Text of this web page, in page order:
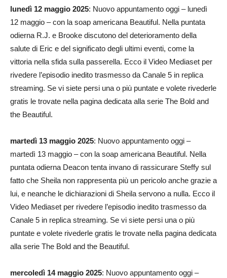
lunedì 12 maggio 2025: Nuovo appuntamento oggi – lunedì
12 maggio – con la soap americana Beautiful. Nella puntata
odierna R.J. e Brooke discutono del deterioramento della
salute di Eric e del significato degli ultimi eventi, come la
vittoria nella sfida sulla passerella. Ecco il Video Mediaset per
rivedere l’episodio inedito trasmesso da Canale 5 in replica
streaming. Se vi siete persi una o più puntate e volete rivederle
gratis le trovate nella pagina dedicata alla serie The Bold and
the Beautiful.
martedì 13 maggio 2025: Nuovo appuntamento oggi –
martedì 13 maggio – con la soap americana Beautiful. Nella
puntata odierna Deacon tenta invano di rassicurare Steffy sul
fatto che Sheila non rappresenta più un pericolo anche grazie a
lui, e neanche le dichiarazioni di Sheila servono a nulla. Ecco il
Video Mediaset per rivedere l’episodio inedito trasmesso da
Canale 5 in replica streaming. Se vi siete persi una o più
puntate e volete rivederle gratis le trovate nella pagina dedicata
alla serie The Bold and the Beautiful.
mercoledì 14 maggio 2025: Nuovo appuntamento oggi –